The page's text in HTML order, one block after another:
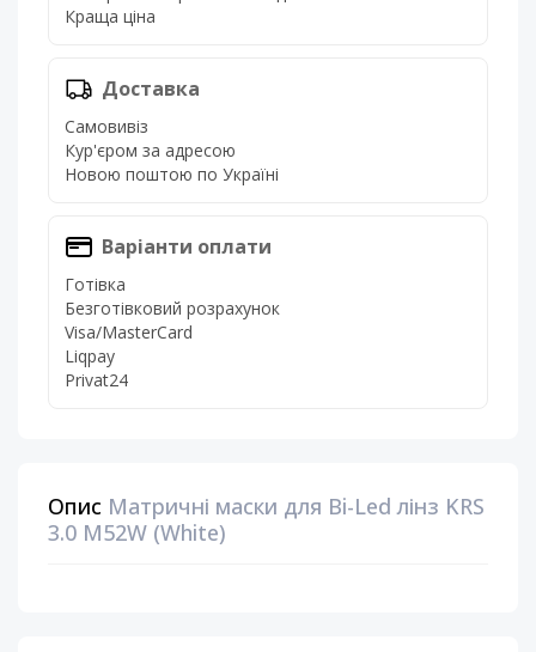
Краща ціна
Доставка
Самовивіз
Кур'єром за адресою
Новою поштою по Україні
Варіанти оплати
Готівка
Безготівковий розрахунок
Visa/MasterCard
Liqpay
Privat24
Опис Матричні маски для Bi-Led лінз KRS
3.0 M52W (White)